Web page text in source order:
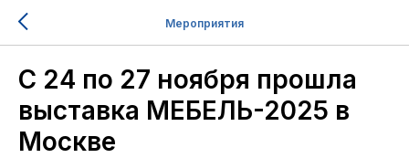
Мероприятия
С 24 по 27 ноября прошла
выставка МЕБЕЛЬ-2025 в
Москве